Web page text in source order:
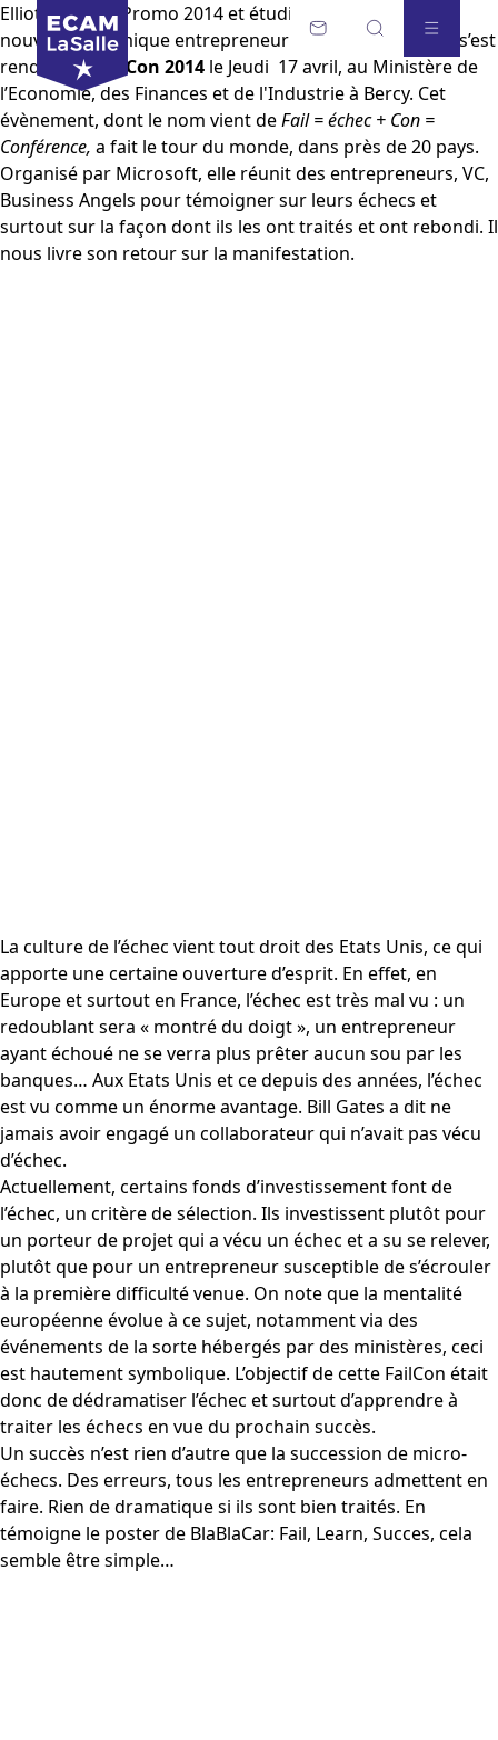
Elliot PASSOT (Promo 2014 et étudiant membre de la
nouvelle dynamique entrepreneuriale de l’ECAM Lyon) s’est
rendu à laFail Con 2014 le Jeudi 17 avril, au Ministère de
l’Economie, des Finances et de l'Industrie à Bercy. Cet
évènement, dont le nom vient deFail = échec + Con =
Conférence, a fait le tour du monde, dans près de 20 pays.
Organisé par Microsoft, elle réunit des entrepreneurs, VC,
Business Angels pour témoigner sur leurs échecs et
surtout sur la façon dont ils les ont traités et ont rebondi. Il
nous livre son retour sur la manifestation.
La culture de l’échec vient tout droit des Etats Unis, ce qui
apporte une certaine ouverture d’esprit. En effet, en
Europe et surtout en France, l’échec est très mal vu : un
redoublant sera « montré du doigt », un entrepreneur
ayant échoué ne se verra plus prêter aucun sou par les
banques… Aux Etats Unis et ce depuis des années, l’échec
est vu comme un énorme avantage. Bill Gates a dit ne
jamais avoir engagé un collaborateur qui n’avait pas vécu
d’échec.
Actuellement, certains fonds d’investissement font de
l’échec, un critère de sélection. Ils investissent plutôt pour
un porteur de projet qui a vécu un échec et a su se relever,
plutôt que pour un entrepreneur susceptible de s’écrouler
à la première difficulté venue. On note que la mentalité
européenne évolue à ce sujet, notamment via des
événements de la sorte hébergés par des ministères, ceci
est hautement symbolique. L’objectif de cette FailCon était
donc de dédramatiser l’échec et surtout d’apprendre à
traiter les échecs en vue du prochain succès.
Un succès n’est rien d’autre que la succession de micro-
échecs. Des erreurs, tous les entrepreneurs admettent en
faire. Rien de dramatique si ils sont bien traités. En
témoigne le poster de BlaBlaCar: Fail, Learn, Succes, cela
semble être simple…